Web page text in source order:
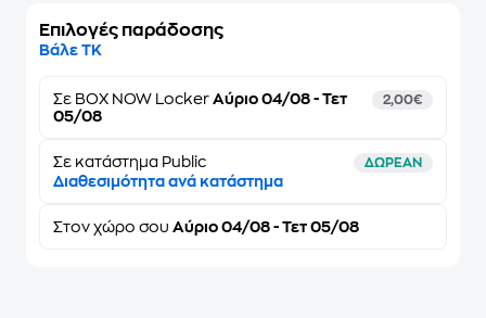
Επιλογές παράδοσης
Βάλε ΤΚ
Σε BOX NOW Locker Αύριο 04/08 - Τετ
05/08
2,00€
Σε κατάστημα Public ΔΩΡΕΑΝ
Διαθεσιμότητα ανά κατάστημα
Στον χώρο σου Αύριο 04/08 - Τετ 05/08